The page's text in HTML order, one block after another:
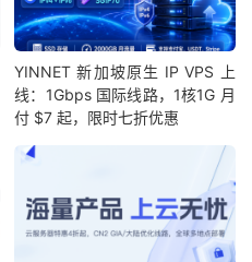
YINNET 新加坡原生 IP VPS 上
线：1Gbps 国际线路，1核1G 月
付 $7 起，限时七折优惠